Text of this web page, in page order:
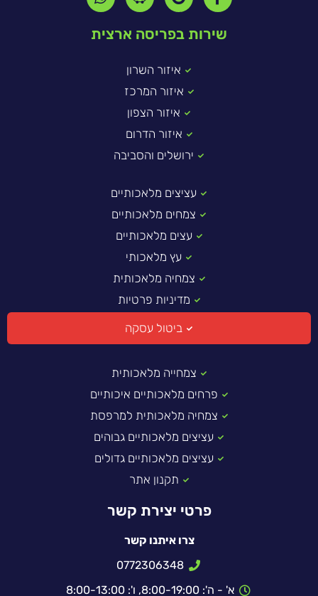
שירות בפריסה ארצית
איזור השרון
איזור המרכז
איזור הצפון
איזור הדרום
ירושלים והסביבה
עציצים מלאכותיים
צמחים מלאכותיים
עצים מלאכותיים
עץ מלאכותי
צמחיה מלאכותית
מדיניות פרטיות
ביטול עסקה
צמחייה מלאכותית
פרחים מלאכותיים איכותיים
צמחיה מלאכותית למרפסת
עציצים מלאכותיים גבוהים
עציצים מלאכותיים גדולים
תקנון אתר
פרטי יצירת קשר
צרו איתנו קשר
0772306348
א' - ה': 8:00-19:00, ו': 8:00-13:00